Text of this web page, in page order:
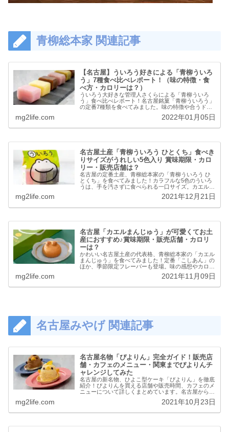
青柳総本家 関連記事
【名古屋】ういろう好きによる「青柳ういろ
う」7種食べ比べレポート！（味の特徴・食
べ方・カロリーは？）
ういろう大好きな管理人さくらによる「青柳ういろ
う」食べ比べレポート！名古屋銘菓「青柳ういろう」
の定番7種類を食べてみました。味の特徴や合うドリ
ンク、おいしい食べ方、カロリーなどを詳しく紹介し
ています。「ういろう」が好きだ子供の頃から「うい
mg2life.com 2022年01月05日
名古屋土産「青柳ういろう ひとくち」食べき
りサイズがうれしい5色入り 賞味期限・カロ
リー・販売店舗は？
名古屋の定番土産、青柳総本家の「青柳ういろう ひ
とくち」を食べてみました！カラフルな5色のういろ
うは、手を汚さずに食べられる一口サイズ。カエルが
描かれた可愛らしいパッケージにも注目です。味の感
想やカロリー、賞味期限、販売店舗についてまとめ
mg2life.com 2021年12月21日
名古屋「カエルまんじゅう」が可愛くてお土
産におすすめ♪賞味期限・販売店舗・カロリ
ーは？
かわいい名古屋土産の代表格、青柳総本家の「カエル
まんじゅう」を食べてみました！定番「こしあん」の
ほか、季節限定フレーバーも登場。味の感想やカロリ
ー、賞味期限、販売店舗、関連グッズについてまとめ
ています。名古屋土産「カエルまんじゅう」とは
mg2life.com 2021年11月09日
名古屋みやげ 関連記事
名古屋名物「ぴよりん」完全ガイド！販売店
舗・カフェのメニュー・関東までぴよりんチ
ャレンジしてみた
名古屋の新名物、ひよこ型ケーキ「ぴよりん」を徹底
紹介！ぴよりんを買える店舗や販売時間、カフェのメ
ニューについて詳しくまとめています。名古屋から関
東まで、約350kmを持ち運ぶ「ぴよりんチャレンジ」
もしてみました。その結果やいかに…！？「ぴよ...
mg2life.com 2021年10月23日